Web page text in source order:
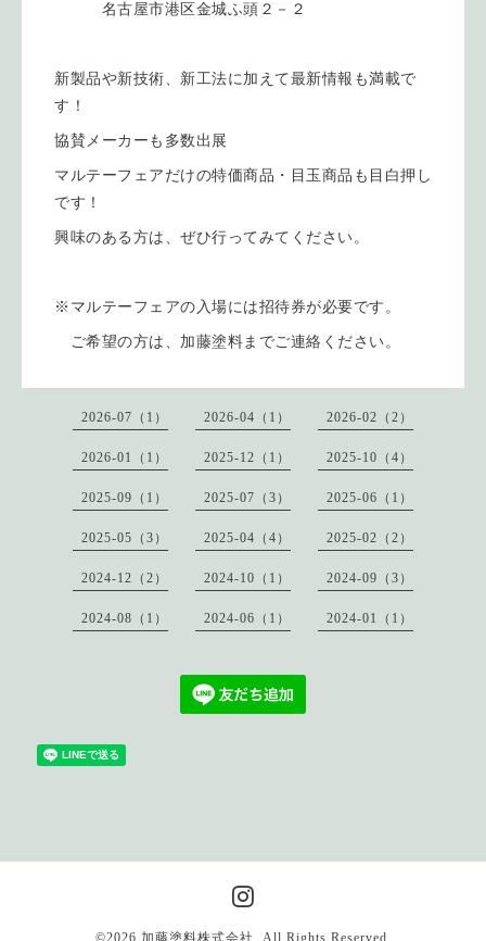
名古屋市港区金城ふ頭２－２
新製品や新技術、新工法に加えて最新情報も満載で
す！
協賛メーカーも多数出展
マルテーフェアだけの特価商品・目玉商品も目白押し
です！
興味のある方は、ぜひ行ってみてください。
※マルテーフェアの入場には招待券が必要です。
ご希望の方は、加藤塗料までご連絡ください。
2026-07（1） 2026-04（1） 2026-02（2）
2026-01（1） 2025-12（1） 2025-10（4）
2025-09（1） 2025-07（3） 2025-06（1）
2025-05（3） 2025-04（4） 2025-02（2）
2024-12（2） 2024-10（1） 2024-09（3）
2024-08（1） 2024-06（1） 2024-01（1）